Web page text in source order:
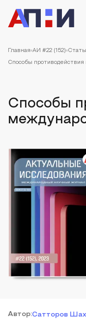
Главная АИ #22 (152)
Способы
Способы
Автор:Сатторов